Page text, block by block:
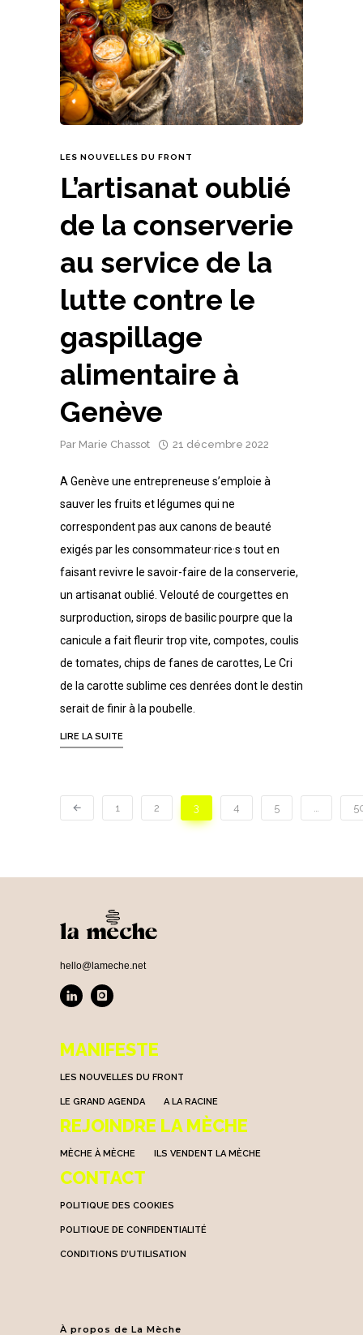
LES NOUVELLES DU FRONT
L’artisanat oublié
de la conserverie
au service de la
lutte contre le
gaspillage
alimentaire à
Genève
Par Marie Chassot 21 décembre 2022
A Genève une entrepreneuse s’emploie à
sauver les fruits et légumes qui ne
correspondent pas aux canons de beauté
exigés par les consommateur·rice·s tout en
faisant revivre le savoir-faire de la conserverie,
un artisanat oublié. Velouté de courgettes en
surproduction, sirops de basilic pourpre que la
canicule a fait fleurir trop vite, compotes, coulis
de tomates, chips de fanes de carottes, Le Cri
de la carotte sublime ces denrées dont le destin
serait de finir à la poubelle.
LIRE LA SUITE
1 2 3 4 5
hello@lameche.net
MANIFESTE
LES NOUVELLES DU FRONT
LE GRAND AGENDA A LA RACINE
REJOINDRE LA MÈCHE
MÈCHE À MÈCHE ILS VENDENT LA MÈCHE
CONTACT
POLITIQUE DES COOKIES
POLITIQUE DE CONFIDENTIALITÉ
CONDITIONS D’UTILISATION
À propos de La Mèche